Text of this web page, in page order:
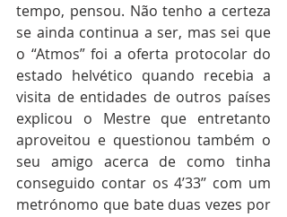
tempo, pensou. Não tenho a certeza
se ainda continua a ser, mas sei que
o “Atmos” foi a oferta protocolar do
estado helvético quando recebia a
visita de entidades de outros países
explicou o Mestre que entretanto
aproveitou e questionou também o
seu amigo acerca de como tinha
conseguido contar os 4’33’’ com um
metrónomo que bate duas vezes por